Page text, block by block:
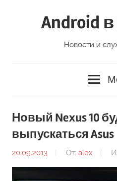
Android
Новости и
Новый Nexus 10
выпускаться Asus
20.09.2013 От: alex